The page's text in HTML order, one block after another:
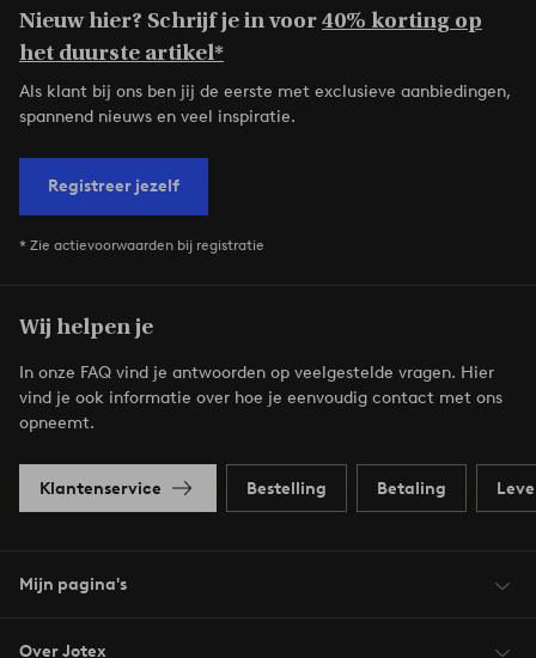
Nieuw hier? Schrijf je in voor40% korting op
het duurste artikel*
Als klant bij ons ben jij de eerste met exclusieve aanbiedingen,
spannend nieuws en veel inspiratie.
Registreer jezelf
* Zie actievoorwaarden bij registratie
Wij helpen je
In onze FAQ vind je antwoorden op veelgestelde vragen. Hier
vind je ook informatie over hoe je eenvoudig contact met ons
opneemt.
Klantenservice Bestelling Betaling
Mijn pagina's
Over Jotex